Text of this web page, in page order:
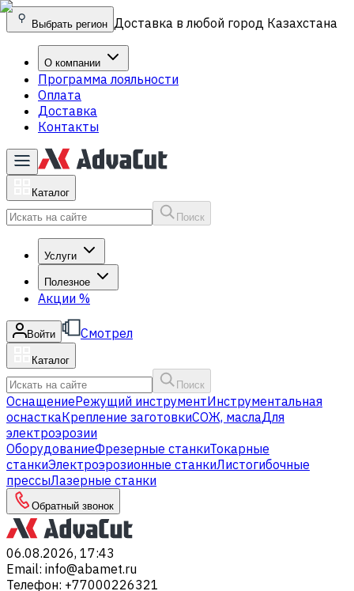
Выбрать регион Доставка в любой город Казахстана
О компании
Программа лояльности
Оплата
Доставка
Контакты
Каталог
Поиск
Услуги
Полезное
Акции %
Войти Смотрел
Каталог
Поиск
ОснащениеРежущий инструментИнструментальная
оснасткаКрепление заготовкиСОЖ, маслаДля
электроэрозии
ОборудованиеФрезерные станкиТокарные
станкиЭлектроэрозионные станкиЛистогибочные
прессыЛазерные станки
Обратный звонок
06.08.2026, 17:43
Email: info@abamet.ru
Телефон: +77000226321